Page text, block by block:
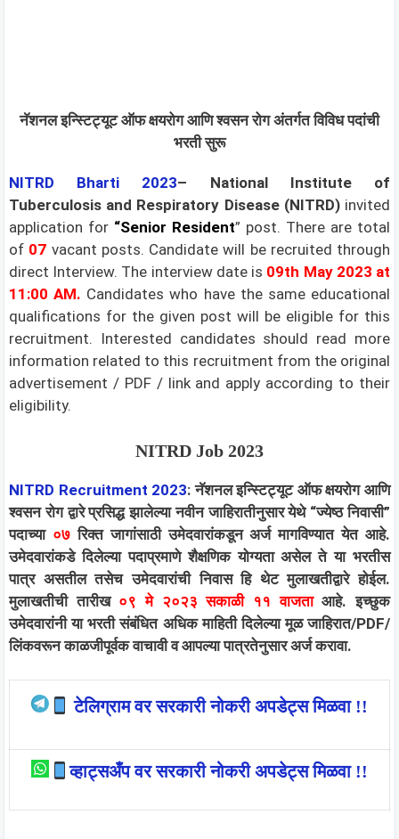
नॅशनल इन्स्टिट्यूट ऑफ क्षयरोग आणि श्वसन रोग अंतर्गत विविध पदांची
भरती सुरू
NITRD Bharti 2023–
National Institute of
Tuberculosis and Respiratory Disease (NITRD)invited
application for “Senior Resident” post. There are total
of 07 vacant posts. Candidate will be recruited through
direct Interview. The interview date is 09th May 2023 at
11:00 AM. Candidates who have the same educational
qualifications for the given post will be eligible for this
recruitment. Interested candidates should read more
information related to this recruitment from the original
advertisement / PDF / link and apply according to their
eligibility.
NITRD Job 2023
NITRD Recruitment 2023: नॅशनल इन्स्टिट्यूट ऑफ क्षयरोग आणि
श्वसन रोग द्वारे प्रसिद्ध झालेल्या नवीन जाहिरातीनुसार येथे “ज्येष्ठ निवासी”
पदाच्या ०७रिक्त जागांसाठी उमेदवारांकडून अर्ज मागविण्यात येत आहे.
उमेदवारांकडे दिलेल्या पदाप्रमाणे शैक्षणिक योग्यता असेल ते या भरतीस
पात्र असतील तसेच उमेदवारांची निवास हि थेट मुलाखतीद्वारे होईल.
मुलाखतीची तारीख ०९ मे २०२३ सकाळी ११ वाजताआहे. इच्छुक
उमेदवारांनी या भरती संबंधित अधिक माहिती दिलेल्या मूळ जाहिरात/PDF/
लिंकवरून काळजीपूर्वक वाचावी व आपल्या पात्रतेनुसार अर्ज करावा.
टेलिग्राम वर सरकारी नोकरी अपडेट्स मिळवा !!
व्हाट्सअँप वर सरकारी नोकरी अपडेट्स मिळवा !!